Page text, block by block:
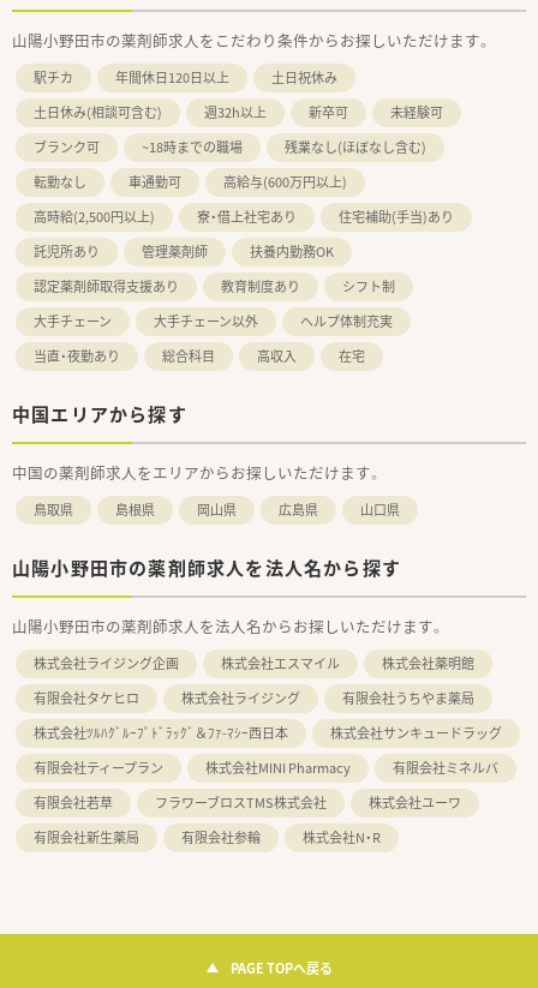
山陽小野田市の薬剤師求人をこだわり条件からお探しいただけます。
駅チカ 年間休日120日以上
土日祝休み
土日休み(相談可含む)
週32h以上 新卒可
未経験可
ブランク可
~18時までの職場
残業なし(ほぼなし含む)
転勤なし
車通勤可
高給与(600万円以上)
高時給(2,500円以上)
寮・借上社宅あり
住宅補助(手当)あり
託児所あり
管理薬剤師
扶養内勤務OK
認定薬剤師取得支援あり
教育制度あり
シフト制
大手チェーン
大手チェーン以外
ヘルプ体制充実
当直・夜勤あり
総合科目 高収入 在宅
中国エリアから探す
中国の薬剤師求人をエリアからお探しいただけます。
鳥取県 島根県 岡山県 広島県 山口県
山陽小野田市の薬剤師求人を法人名から探す
山陽小野田市の薬剤師求人を法人名からお探しいただけます。
株式会社ライジング企画 株式会社エスマイル
株式会社薬明館
有限会社タケヒロ
株式会社ライジング
有限会社うちやま薬局
株式会社ﾂﾙﾊｸﾞﾙｰﾌﾟﾄﾞﾗｯｸﾞ＆ﾌｧ-ﾏｼｰ西日本
株式会社サンキュードラッグ
有限会社ティープラン
株式会社MINI Pharmacy
有限会社ミネルバ
有限会社若草
フラワーブロスTMS株式会社
株式会社ユーワ
有限会社新生薬局
有限会社参輪 株式会社N・R
PAGE TOPへ戻る